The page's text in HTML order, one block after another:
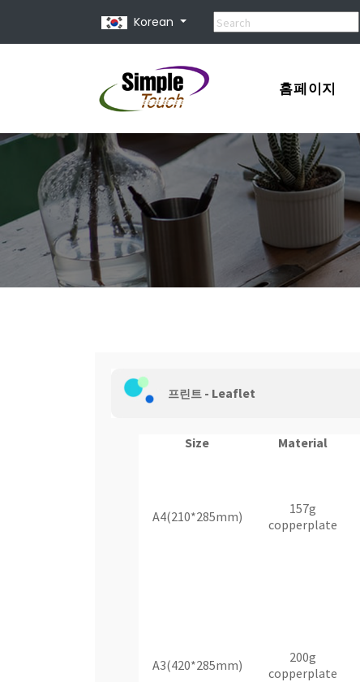
Korean
홈페이지
포트폴리오
견적서
홈페이지 제작
홈페이지 종류
프린트 - Leaflet
Size Material
A4(210*285mm)
157g
copperplate
A3(420*285mm)
200g
copperplate